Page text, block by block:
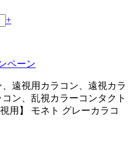
+
遠視用カラコン、遠視カラ
ン、乱視カラーコンタクト
用】 モネト グレーカラコ